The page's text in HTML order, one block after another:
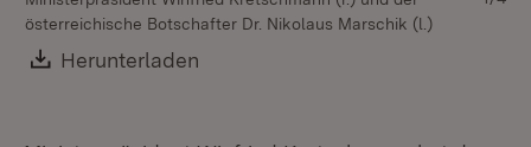
österreichische Botschafter Dr. Nikolaus Marschik (l.)
Download:
Herunterladen